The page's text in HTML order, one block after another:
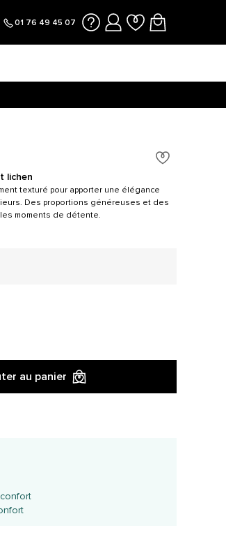
01 76 49 45 07
lichen
texturé pour apporter une élégance
Des proportions généreuses et des
moments de détente.
au panier